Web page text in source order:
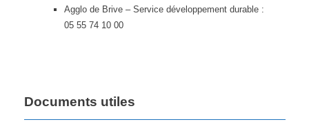
Agglo de Brive – Service développement durable :
05 55 74 10 00
Documents utiles